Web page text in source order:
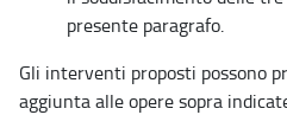
presente paragrafo.
Gli interventi proposti possono
aggiunta alle opere sopra